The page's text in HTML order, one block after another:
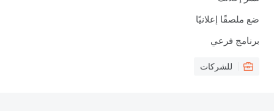
ضع ملصقًا إعلانيًا
برنامج فرعي
للشركات